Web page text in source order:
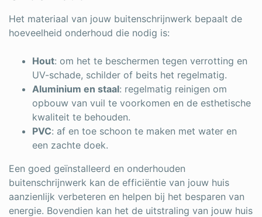
Het materiaal van jouw buitenschrijnwerk bepaalt de
hoeveelheid onderhoud die nodig is:
Hout: om het te beschermen tegen verrotting en
UV-schade, schilder of beits het regelmatig.
Aluminium en staal: regelmatig reinigen om
opbouw van vuil te voorkomen en de esthetische
kwaliteit te behouden.
PVC: af en toe schoon te maken met water en
een zachte doek.
Een goed geïnstalleerd en onderhouden
buitenschrijnwerk kan de efficiëntie van jouw huis
aanzienlijk verbeteren en helpen bij het besparen van
energie. Bovendien kan het de uitstraling van jouw huis